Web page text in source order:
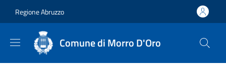
Regione Abruzzo
Comune di Morro D'Oro